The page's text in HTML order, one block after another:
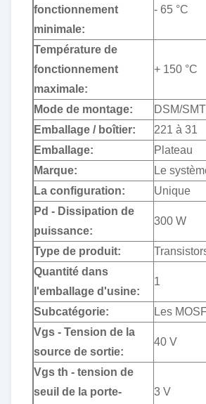
fonctionnement
minimale:
- 65 °C
Température de
fonctionnement
maximale:
+ 150 °C
Mode de montage:
DSM/SMT
Emballage / boîtier:
221 à 31
Emballage:
Plateau
Marque:
Le
La configuration:
Unique
Pd - Dissipation de
puissance:
300 W
Type de produit:
Quantité dans
l'emballage d'usine:
1
Subcatégorie:
Les
Vgs - Tension de la
source de sortie:
40 V
Vgs th - tension de
seuil de la porte-
3 V